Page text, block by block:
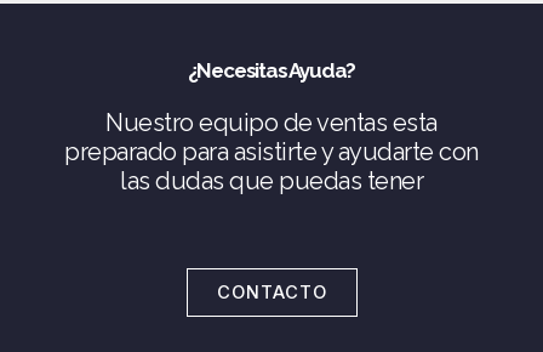
¿Necesitas Ayuda?
Nuestro equipo de ventas esta
preparado para asistirte y ayudarte con
las dudas que puedas tener
CONTACTO